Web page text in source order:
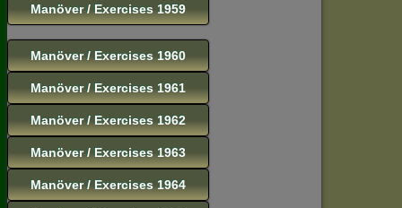
Manöver / Exercises 1959
Manöver / Exercises 1960
Manöver / Exercises 1961
Manöver / Exercises 1962
Manöver / Exercises 1963
Manöver / Exercises 1964